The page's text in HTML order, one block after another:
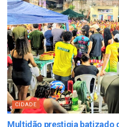
CIDADE
Multidão prestigia batizado